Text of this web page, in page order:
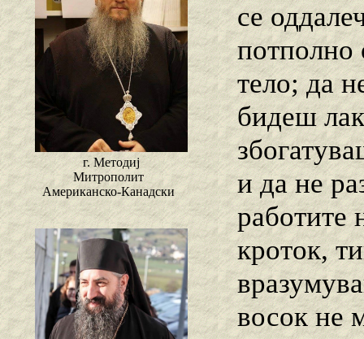
г. Методиј
Митрополит
Американско-Канадски
се
потполно
тело; да
бидеш
и да не
работите
кроток,
восок не